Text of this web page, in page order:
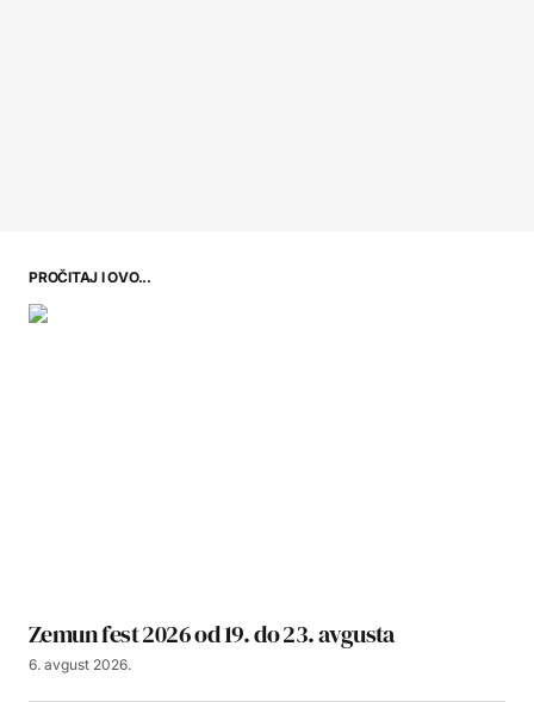
PROČITAJ I OVO...
Zemun fest 2026 od 19. do 23. avgusta
6. avgust 2026.